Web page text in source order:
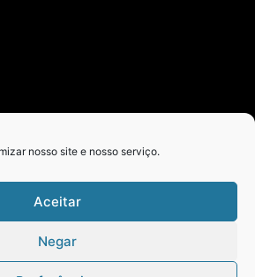
nosso site e nosso serviço.
Aceitar
Negar
Twitter
by Contraponto_jor
e ativar este conteúdo